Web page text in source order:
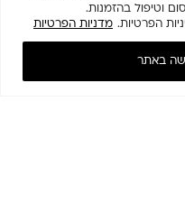
וטיפול בהזמנות.
הפרטיות. מדניות הפרטיות
באתר